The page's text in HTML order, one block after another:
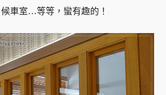
候車室…等等，蠻有趣的！